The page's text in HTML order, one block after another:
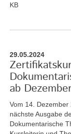
KB
29.05.2024
ab
Vom 14.
nächste Ausgabe
Dokumentarische